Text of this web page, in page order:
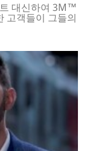
대신하여 3M™
고객들이 그들의